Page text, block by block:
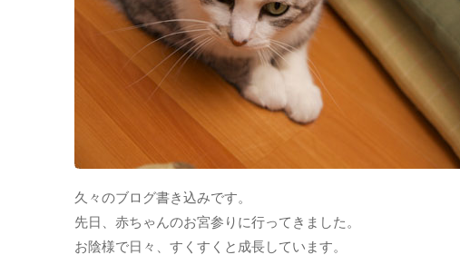
久々のブログ書き込みです。
先日、赤ちゃんのお宮参りに行ってきました。
お陰様で日々、すくすくと成長しています。